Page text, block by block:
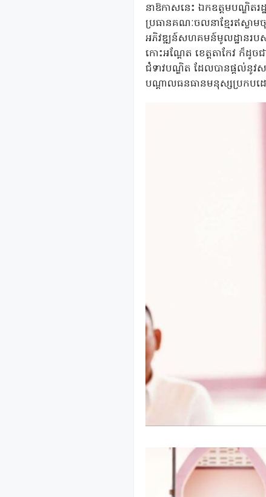
នាឱកាសនេះ ឯកឧត្តមបណ្ឌិតរ
ប្រធានគណៈចលនាខ្មែរឥស្លាម
អភិវឌ្ឍន៍សហគមន៍មូលដ្ឋានរបស់
កោះអណ្តែត ខេត្តតាកែវ ក៏ដូ
ជំទាវបណ្ឌិត ដែលបានផ្តល់នូវ
បណ្តាលធនធានមនុស្សប្រក